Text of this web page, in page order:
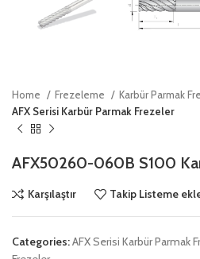
Home Frezeleme
Karbür Parmak
AFX Serisi Karbür Parmak Frezeler
AFX50260-060B S100
Karşılaştır Takip Listeme
Categories:AFX Serisi Karbür Parmak